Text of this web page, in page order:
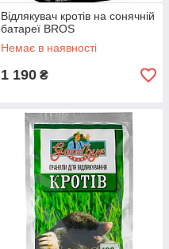
Відлякувач кротів на сонячній
батареї BROS
Немає в наявності
1 190 ₴